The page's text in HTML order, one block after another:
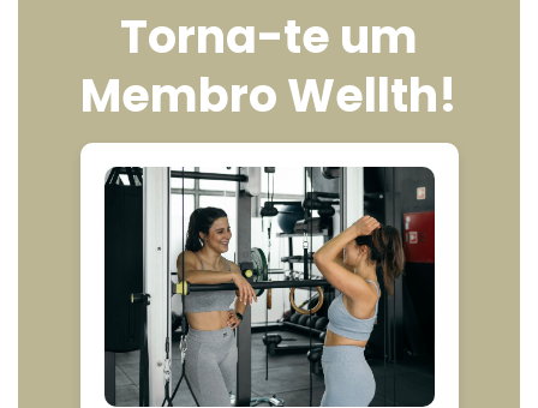
Torna-te um
Membro Wellth!